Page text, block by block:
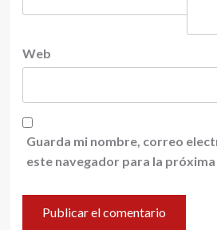
Web
Guarda mi nombre, correo
este navegador para la próxima